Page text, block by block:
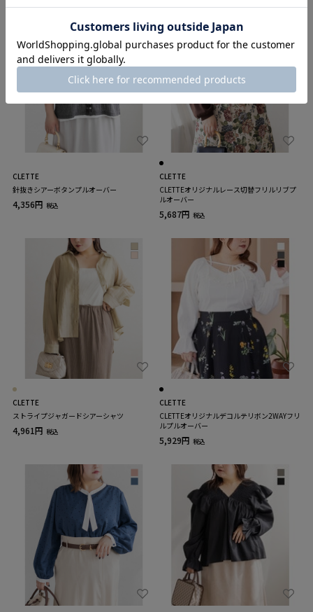
CLETTE
針抜きシアーボタンプルオーバー
4,356円 税込
CLETTE
CLETTEオリジナルレース切替フリルリブプ
ルオーバー
5,687円 税込
CLETTE
ストライプジャガードシアーシャツ
4,961円 税込
CLETTE
CLETTEオリジナルデコルテリボン2WAYフリ
ルプルオーバー
5,929円 税込